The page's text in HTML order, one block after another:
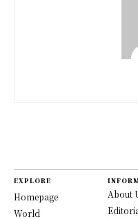
EXPLORE
Homepage
World
About